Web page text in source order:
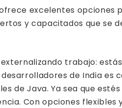
excelentes
y capacitados que se
trabajo:
de India es
de Java. Ya sea que
Con opciones